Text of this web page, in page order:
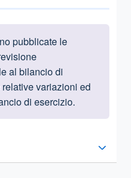
pubblicate le
al bilancio di
variazioni ed
di esercizio.